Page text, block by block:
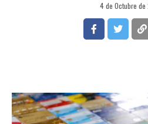
4 de Octubre